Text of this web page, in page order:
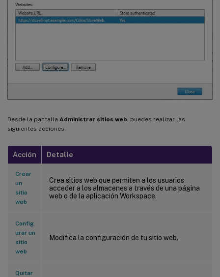
Desde la pantalla Administrar sitios web, puedes realizar las
siguientes acciones:
Acción Detalle
Crear
un
sitio
web
Crea sitios web que permiten a los usuarios
acceder a los almacenes a través de una página
web o de la aplicación Workspace.
Config
urar un
sitio
web
Modifica la configuración de tu sitio web.
Quitar